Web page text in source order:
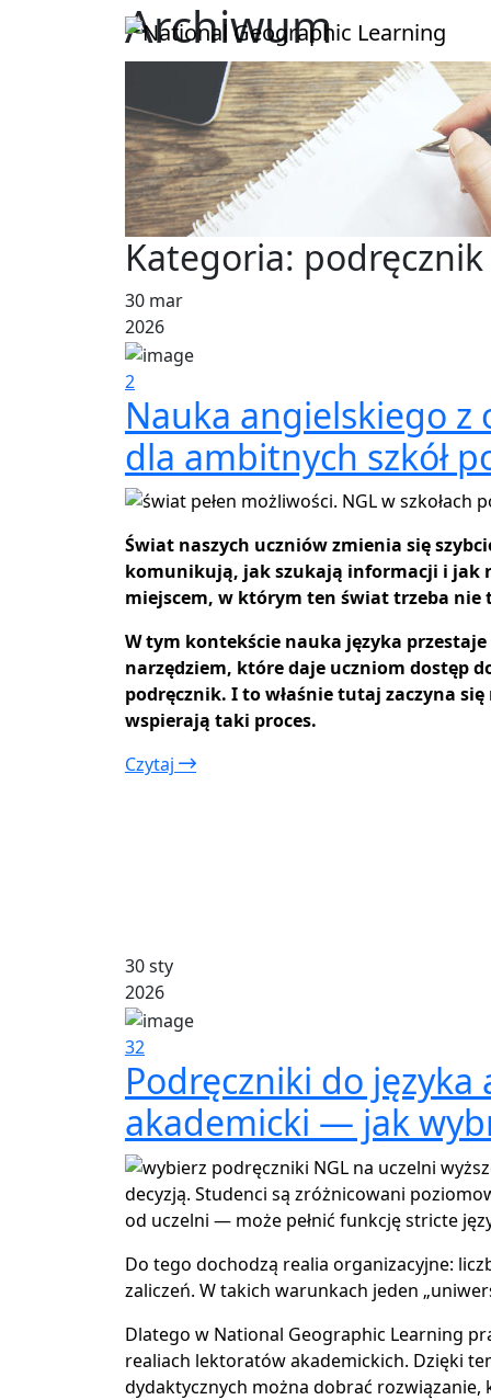
Archiwum
Kategoria:
30 mar
2026
2
Nauka angielskiego z
dla ambitnych szkół
Świat naszych uczniów zmienia się
komunikują, jak szukają informacji i jak
miejscem, w którym ten świat trzeba nie
W tym kontekście nauka języka
narzędziem, które daje uczniom dostęp
podręcznik. I to właśnie tutaj zaczyna
wspierają taki proces.
Czytaj
30 sty
2026
32
Podręczniki do
akademicki — jak
decyzją. Studenci są zróżnicowani
od uczelni — może pełnić funkcję stricte
Do tego dochodzą realia organizacyjne:
zaliczeń. W takich warunkach jeden
Dlatego w National Geographic Learning
realiach lektoratów akademickich. Dzięki
dydaktycznych można dobrać rozwiązanie,